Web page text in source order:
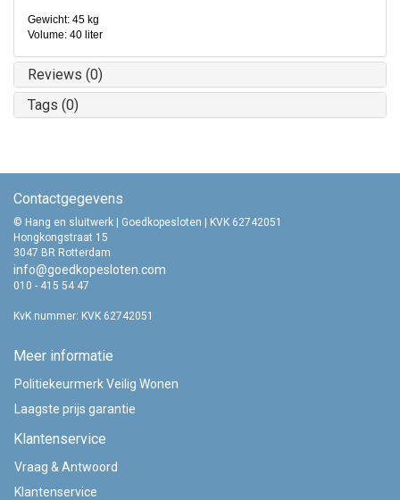
Gewicht: 45 kg
Volume: 40 liter
Reviews (0)
Tags (0)
Contactgegevens
© Hang en sluitwerk | Goedkopesloten | KVK 62742051
Hongkongstraat 15
3047 BR Rotterdam
info@goedkopesloten.com
010 - 415 54 47
KvK nummer: KVK 62742051
Meer informatie
Politiekeurmerk Veilig Wonen
Laagste prijs garantie
Klantenservice
Vraag & Antwoord
Klantenservice